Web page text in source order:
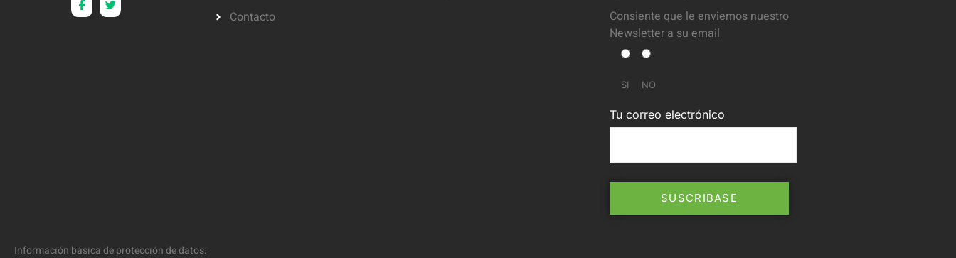
Contacto
Consiente que le enviemos nuestro
Newsletter a su email
SI NO
Tu correo electrónico
Información básica de protección de datos: